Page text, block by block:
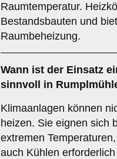
Raumtemperatur.
Bestandsbauten und
Raumbeheizung.
Wann ist der Einsatz
sinnvoll in
Klimaanlagen können
heizen. Sie eignen sich
extremen
auch Kühlen